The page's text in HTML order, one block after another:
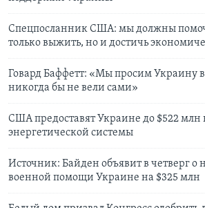
Спецпосланник США: мы должны
только выжить, но и достичь
Говард Баффетт: «Мы просим Украину
никогда бы не вели сами»
США предоставят Украине до $522 млн
энергетической системы
Источник: Байден объявит в четверг о
военной помощи Украине на $325 млн